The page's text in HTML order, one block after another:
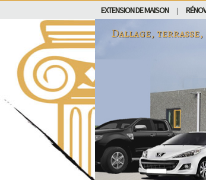
EXTENSION DE MAISON
Dallage, terrasse,